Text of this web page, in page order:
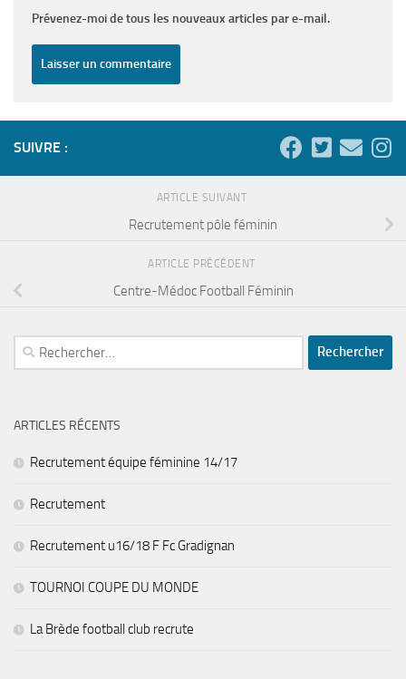
Prévenez-moi de tous les nouveaux articles par e-mail.
SUIVRE :
ARTICLE SUIVANT
Recrutement pôle féminin
ARTICLE PRÉCÉDENT
Centre-Médoc Football Féminin
Rechercher :
ARTICLES RÉCENTS
Recrutement équipe féminine 14/17
Recrutement
Recrutement u16/18 F Fc Gradignan
TOURNOI COUPE DU MONDE
La Brède football club recrute